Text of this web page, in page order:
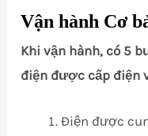
Vận hành Cơ
Khi vận hành, có 5
điện được cấp điện
Điện được